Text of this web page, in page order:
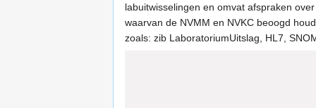
labuitwisselingen en omvat afspraken
waarvan de NVMM en NVKC beoogd
zoals: zib LaboratoriumUitslag, HL7,